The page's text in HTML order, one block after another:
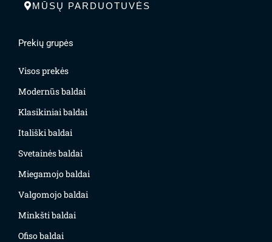
MŪSŲ PARDUOTUVĖS
Prekių grupės
Visos prekės
Modernūs baldai
Klasikiniai baldai
Itališki baldai
Svetainės baldai
Miegamojo baldai
Valgomojo baldai
Minkšti baldai
Ofiso baldai